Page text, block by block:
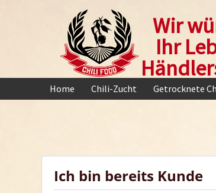
Wir
Ihr
Home Chili-Zucht Getrocknete
Ich bin bereits Kunde